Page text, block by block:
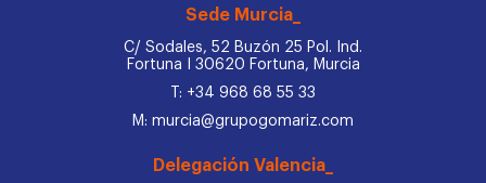
Sede Murcia_
C/ Sodales, 52 Buzón 25 Pol. Ind.
Fortuna I 30620 Fortuna, Murcia
T: +34 968 68 55 33
M: murcia@grupogomariz.com
Delegación Valencia_